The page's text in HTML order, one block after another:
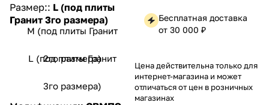
Размер:: L (под плиты
Гранит 3го размера)
М (под плиты Гранит
2го размера)
L (под плиты Гранит
3го размера)
Бесплатная доставка
от 30 000 ₽
Цена действительна только для
интернет-магазина и может
отличаться от цен в розничных
магазинах